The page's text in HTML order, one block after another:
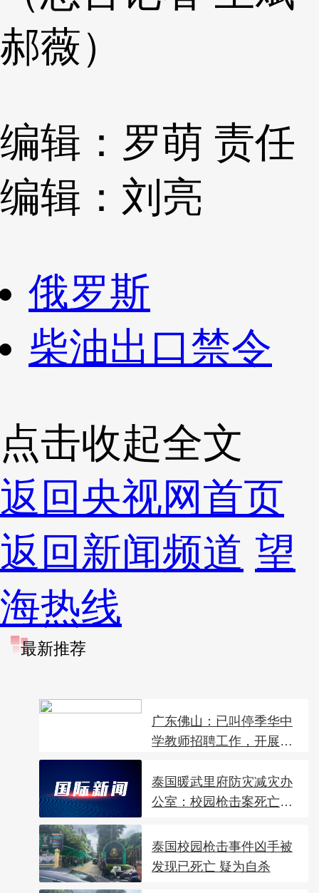
郝薇）
编辑：罗萌 责任
编辑：刘亮
俄罗斯
柴油出口禁令
点击收起全文
返回央视网首页
返回新闻频道 望
海热线
最新推荐
广东佛山：已叫停季华中
学教师招聘工作，开展
泰国暖武里府防灾减灾办
公室：校园枪击案死亡
泰国校园枪击事件凶手被
发现已死亡 疑为自杀